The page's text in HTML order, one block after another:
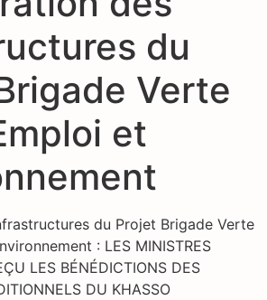
du
Verte
et
du Projet Brigade Verte
: LES MINISTRES
LES BÉNÉDICTIONS DES
DU KHASSO